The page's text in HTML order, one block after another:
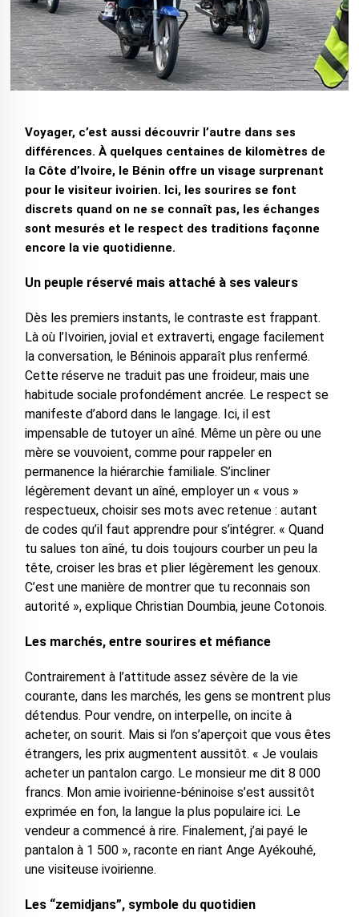
Voyager, c’est aussi découvrir l’autre dans ses
différences. À quelques centaines de kilomètres de
la Côte d’Ivoire, le Bénin offre un visage surprenant
pour le visiteur ivoirien. Ici, les sourires se font
discrets quand on ne se connaît pas, les échanges
sont mesurés et le respect des traditions façonne
encore la vie quotidienne.
Un peuple réservé mais attaché à ses valeurs
Dès les premiers instants, le contraste est frappant.
Là où l’Ivoirien, jovial et extraverti, engage facilement
la conversation, le Béninois apparaît plus renfermé.
Cette réserve ne traduit pas une froideur, mais une
habitude sociale profondément ancrée. Le respect se
manifeste d’abord dans le langage. Ici, il est
impensable de tutoyer un aîné. Même un père ou une
mère se vouvoient, comme pour rappeler en
permanence la hiérarchie familiale. S’incliner
légèrement devant un aîné, employer un « vous »
respectueux, choisir ses mots avec retenue : autant
de codes qu’il faut apprendre pour s’intégrer. « Quand
tu salues ton aîné, tu dois toujours courber un peu la
tête, croiser les bras et plier légèrement les genoux.
C’est une manière de montrer que tu reconnais son
autorité », explique Christian Doumbia, jeune Cotonois.
Les marchés, entre sourires et méfiance
Contrairement à l’attitude assez sévère de la vie
courante, dans les marchés, les gens se montrent plus
détendus. Pour vendre, on interpelle, on incite à
acheter, on sourit. Mais si l’on s’aperçoit que vous êtes
étrangers, les prix augmentent aussitôt. « Je voulais
acheter un pantalon cargo. Le monsieur me dit 8 000
francs. Mon amie ivoirienne-béninoise s’est aussitôt
exprimée en fon, la langue la plus populaire ici. Le
vendeur a commencé à rire. Finalement, j’ai payé le
pantalon à 1 500 », raconte en riant Ange Ayékouhé,
une visiteuse ivoirienne.
Les “zemidjans”, symbole du quotidien